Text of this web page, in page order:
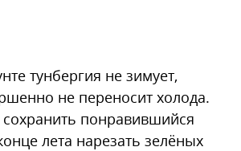
тунбергия не зимует,
не переносит холода.
сохранить понравившийся
лета нарезать зелёных